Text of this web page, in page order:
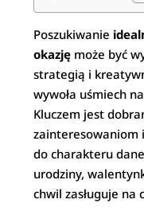
Poszukiwanie
okazję może być
strategią i
wywoła uśmiech
Kluczem jest
zainteresowaniom
do charakteru
urodziny,
chwil zasługuje na